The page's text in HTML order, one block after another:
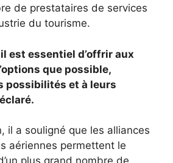
de prestataires de services
du tourisme.
est essentiel d’offrir aux
que possible,
possibilités et à leurs
il a souligné que les alliances
aériennes permettent le